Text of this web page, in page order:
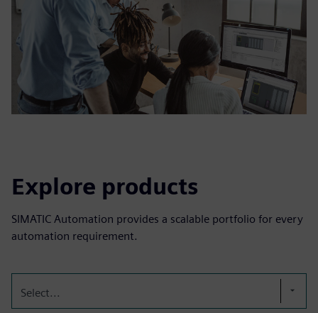
Explore products
SIMATIC Automation provides a scalable portfolio for every
automation requirement.
Select...